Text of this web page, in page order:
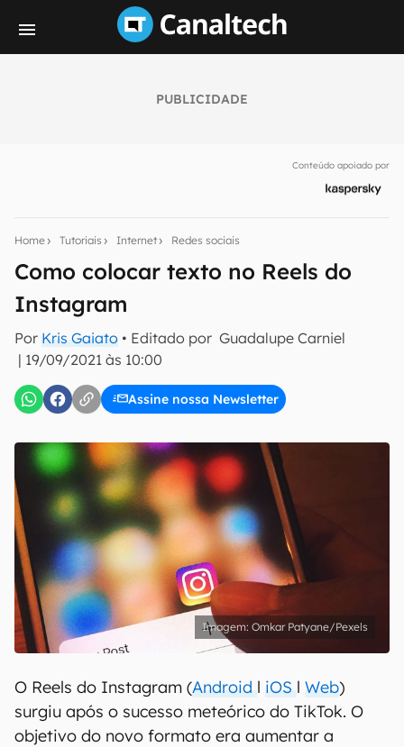
PUBLICIDADE
Conteúdo apoiado por
Home Tutoriais Internet Redes sociais
Como colocar texto no Reels do
Instagram
Por Kris Gaiato • Editado por Guadalupe Carniel
| 19/09/2021 às 10:00
Assine nossa Newsletter
notícias e reviews sobre tecnologia em primeira
Confirmo que li, aceito e concordo com os
Omkar Patyane/Pexels
O Reels do Instagram (Android l iOS l Web)
surgiu após o sucesso meteórico do TikTok. O
objetivo do novo formato era aumentar a